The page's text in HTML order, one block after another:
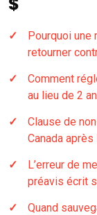
Pourquoi une
retourner
Comment
au lieu de 2
Clause de
Canada
L’erreur de
préavis écrit
Quand